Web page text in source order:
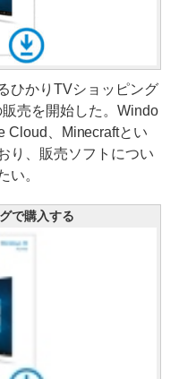
ひかりTVショッピング
売を開始した。Windo
Cloud、Minecraftとい
り、販売ソフトについ
い。
で購入する